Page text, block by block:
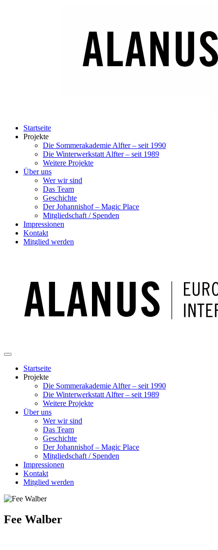
Startseite
Projekte
Die Sommerakademie Alfter – seit 1990
Die Winterwerkstatt Alfter – seit 1989
Weitere Projekte
Über uns
Wer wir sind
Das Team
Geschichte
Der Johannishof – Magic Place
Mitgliedschaft / Spenden
Impressionen
Kontakt
Mitglied werden
Startseite
Projekte
Die Sommerakademie Alfter – seit 1990
Die Winterwerkstatt Alfter – seit 1989
Weitere Projekte
Über uns
Wer wir sind
Das Team
Geschichte
Der Johannishof – Magic Place
Mitgliedschaft / Spenden
Impressionen
Kontakt
Mitglied werden
Fee Walber